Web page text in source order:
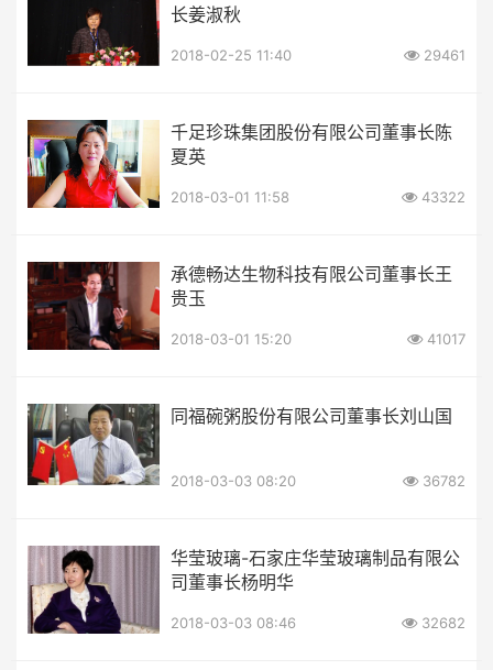
长姜淑秋
2018-02-25 11:40 29461
千足珍珠集团股份有限公司董事长陈
夏英
2018-03-01 11:58 43322
承德畅达生物科技有限公司董事长王
贵玉
2018-03-01 15:20 41017
同福碗粥股份有限公司董事长刘山国
2018-03-03 08:20 36782
华莹玻璃-石家庄华莹玻璃制品有限公
司董事长杨明华
2018-03-03 08:46 32682